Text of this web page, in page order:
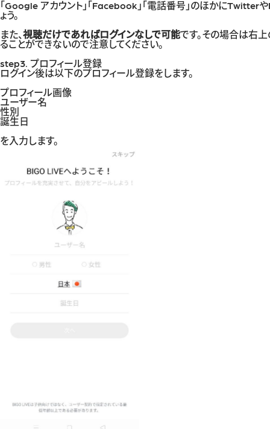
「Google アカウント」「Facebook」「電話番号」のほかに
ょう。
また、 視聴だけであればログインなしで可能です。その場合は右上
ることができないので注意してください。
step3. プロフィール登録
ログイン後は以下のプロフィール登録をします。
プロフィール画像
ユーザー名
性別
誕生日
を入力します。